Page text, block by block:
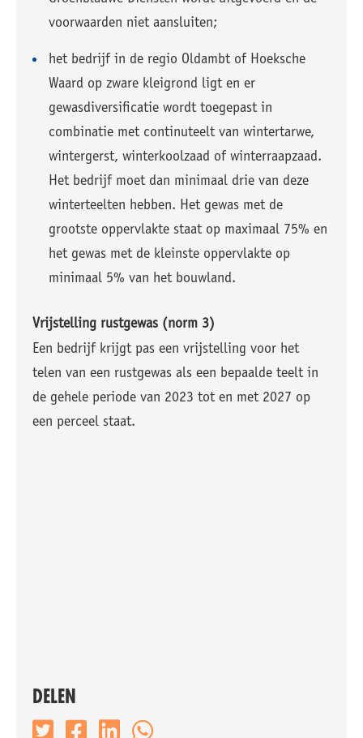
voorwaarden niet aansluiten;
het bedrijf in de regio Oldambt of Hoeksche
Waard op zware kleigrond ligt en er
gewasdiversificatie wordt toegepast in
combinatie met continuteelt van wintertarwe,
wintergerst, winterkoolzaad of winterraapzaad.
Het bedrijf moet dan minimaal drie van deze
winterteelten hebben. Het gewas met de
grootste oppervlakte staat op maximaal 75% en
het gewas met de kleinste oppervlakte op
minimaal 5% van het bouwland.
Vrijstelling rustgewas (norm 3)
Een bedrijf krijgt pas een vrijstelling voor het
telen van een rustgewas als een bepaalde teelt in
de gehele periode van 2023 tot en met 2027 op
een perceel staat.
DELEN